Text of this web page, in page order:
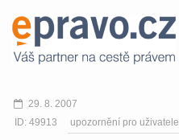
29. 8. 2007
ID: 49913
upozornění pro uživatele